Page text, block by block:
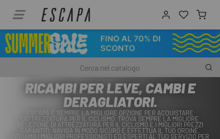
RICAMBI PER LEVE, CAMBI E
DERAGLIATORI.
ESCAPA È SEMPRE LA MIGLIORE OPZIONE PER ACQUISTARE
L'ATTREZZATURA PER IL CICLISMO. TROVA SEMPRE LA MIGLIORE
SELEZIONE DI ATTREZZATURA PER IL CICLISMO E I MIGLIORI PREZZI
GARANTITI. NAVIGA IN MODO SICURO E EFFETTUA IL TUO ORDINE.
ABBIAMO I MIGLIORI PROFESSIONISTI ED ESPERTI AL TUO SERVIZIO PER